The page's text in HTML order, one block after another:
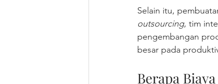
Selain itu,
outsourcing, tim
pengembangan
besar pada
Berapa